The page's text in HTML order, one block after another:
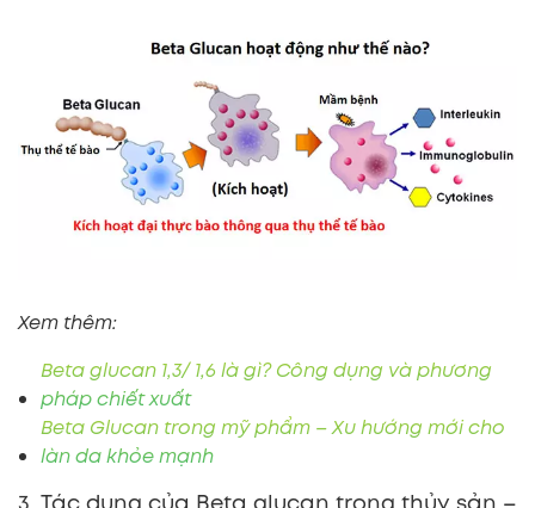
Xem thêm:
Beta glucan 1,3/ 1,6 là gì? Công dụng và phương
pháp chiết xuất
Beta Glucan trong mỹ phẩm – Xu hướng mới cho
làn da khỏe mạnh